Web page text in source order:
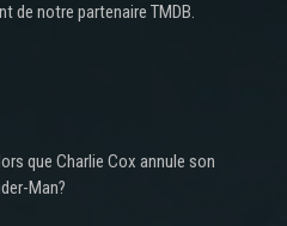
de notre partenaire TMDB.
que Charlie Cox annule son
Man?